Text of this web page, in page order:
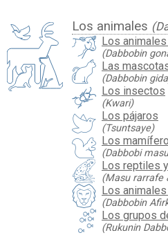
Los animales
Los
(Dabbobin
Las
(Dabbobin
Los insectos
(Kwari)
Los pájaros
(Tsuntsaye)
Los
(Dabbobi
Los reptiles
(Masu rarrafe
Los
(Dabbobin
Los grupos
(Rukunin